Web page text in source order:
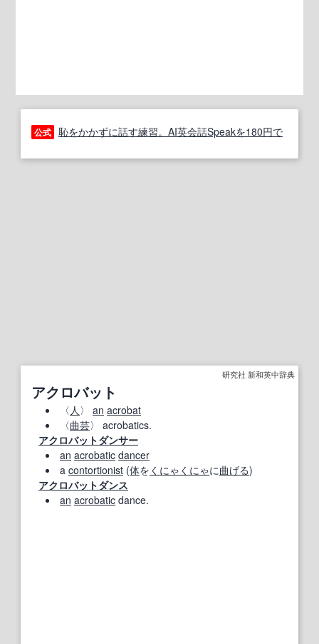
公式 恥をかかずに話す練習。AI英会話Speakを180円で
研究社 新和英中辞典
アクロバット
〈 人 〉 an acrobat
〈曲芸〉 acrobatics.
アクロバットダンサー
an acrobatic dancer
a contortionist (体を くにゃくにゃに曲げる)
アクロバットダンス
an acrobatic dance.